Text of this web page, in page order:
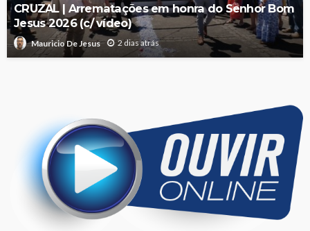
CRUZAL | Arrematações em honra do Senhor Bom
Jesus 2026 (c/ vídeo)
Mauricio De Jesus 2 dias atrás